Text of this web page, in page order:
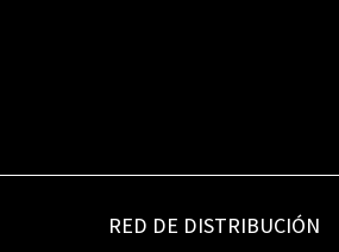
RED DE DISTRIBUCIÓN